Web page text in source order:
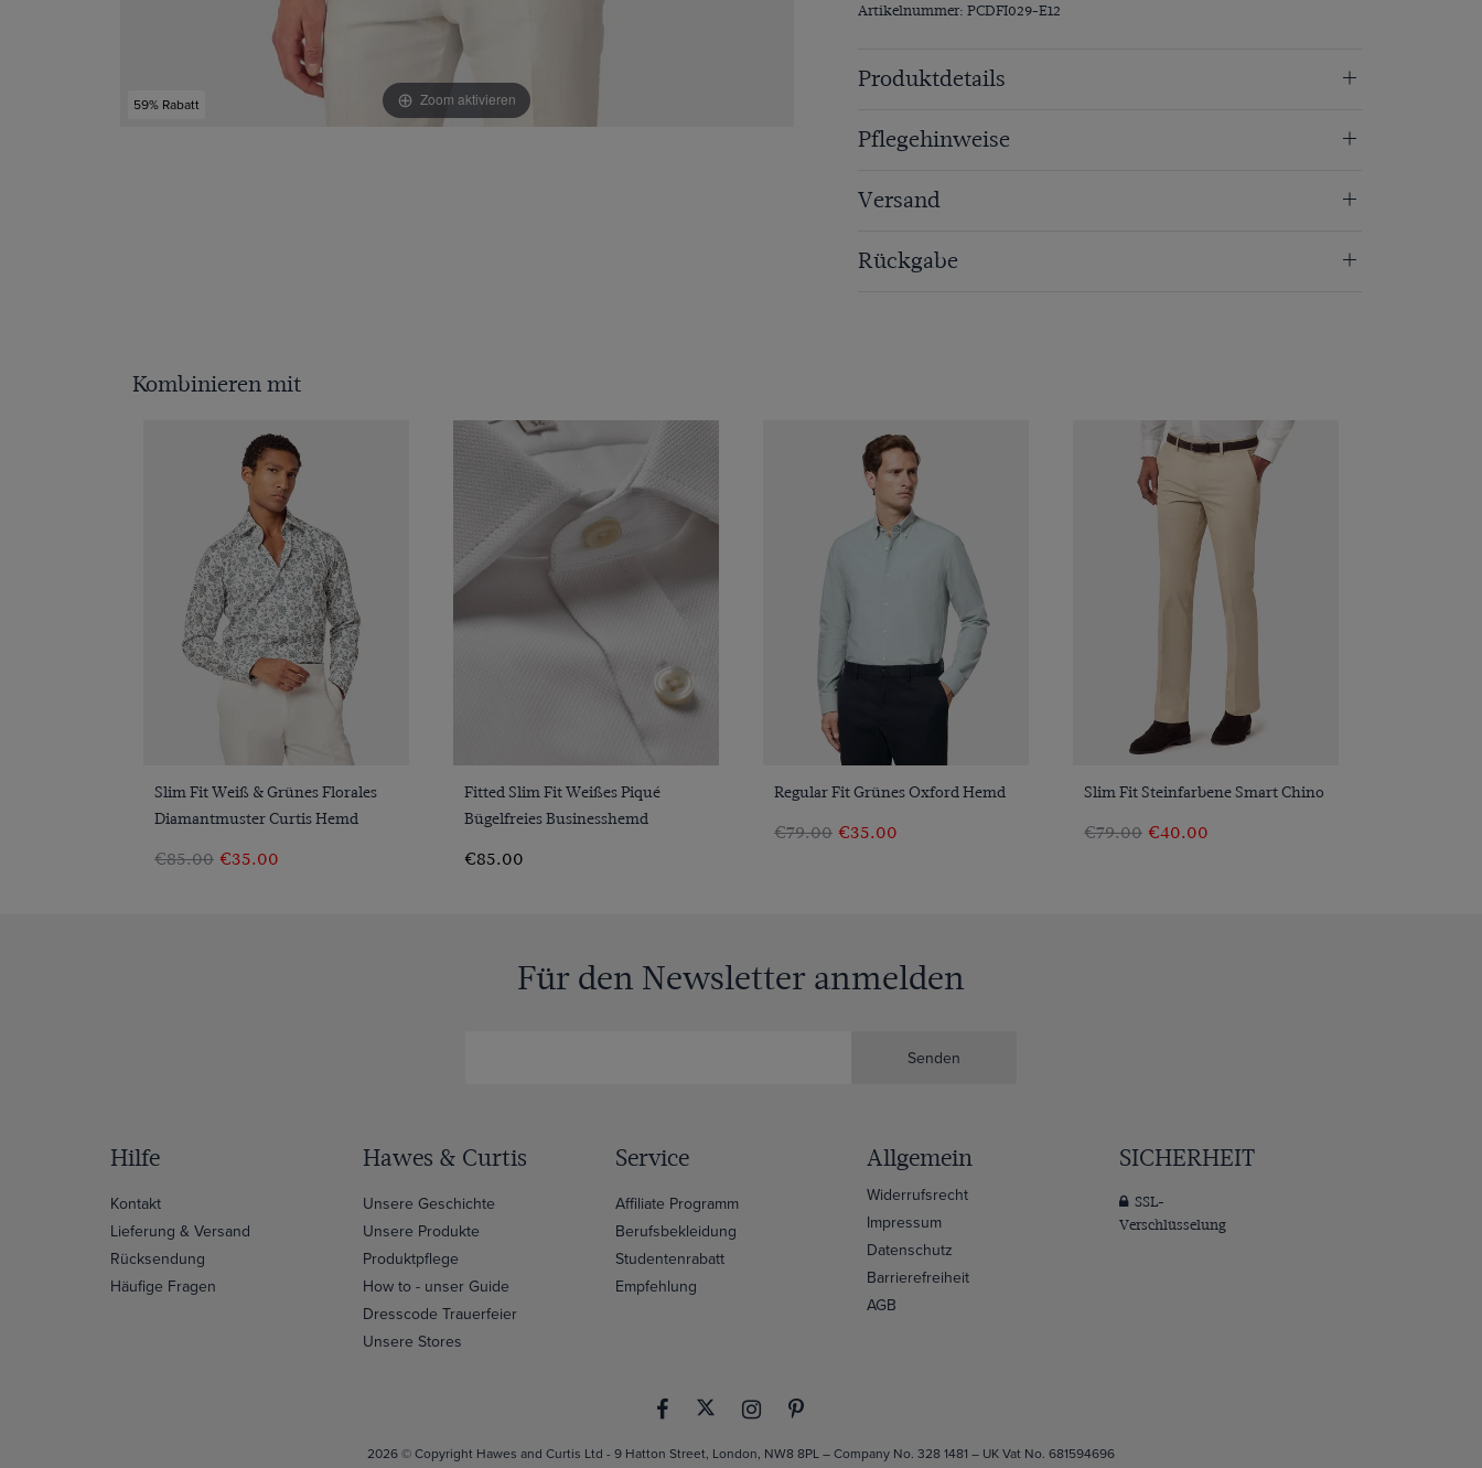
59% Rabatt Zoom aktivieren
Artikelnummer: PCDFI029-E12
Produktdetails
Pflegehinweise
Versand
Rückgabe
Kombinieren mit
VORSCHAU
Slim Fit Weiß & Grünes Florales
Diamantmuster Curtis Hemd
€85.00 €35.00
VORSCHAU
Fitted Slim Fit Weißes Piqué
Bügelfreies Businesshemd
€85.00
VORSCHAU
Regular Fit Grünes Oxford Hemd
€79.00 €35.00
VORSCHAU
Slim Fit Steinfarbene Smart Chino
€79.00 €40.00
Für den Newsletter anmelden
Senden
Hilfe
Kontakt
Lieferung & Versand
Rücksendung
Häufige Fragen
Hawes & Curtis
Unsere Geschichte
Unsere Produkte
Produktpflege
How to - unser Guide
Dresscode Trauerfeier
Unsere Stores
Service
Affiliate Programm
Berufsbekleidung
Studentenrabatt
Empfehlung
Allgemein
Widerrufsrecht
Impressum
Datenschutz
Barrierefreiheit
AGB
SICHERHEIT
SSL-
Verschlüsselung
2026 © Copyright Hawes and Curtis Ltd - 9 Hatton Street, London, NW8 8PL – Company No. 328 1481 – UK Vat No. 681594696